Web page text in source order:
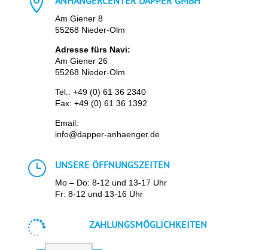
Am Giener 8
55268 Nieder-Olm
Adresse fürs Navi:
Am Giener 26
55268 Nieder-Olm
Tel.: +49 (0) 61 36 2340
Fax: +49 (0) 61 36 1392
Email:
info@dapper-anhaenger.de
} UNSERE ÖFFNUNGSZEITEN
Mo – Do: 8-12 und 13-17 Uhr
Fr: 8-12 und 13-16 Uhr
 ZAHLUNGSMÖGLICHKEITEN